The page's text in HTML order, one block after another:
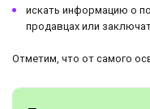
искать информацию о
продавцах или
Отметим, что от самого